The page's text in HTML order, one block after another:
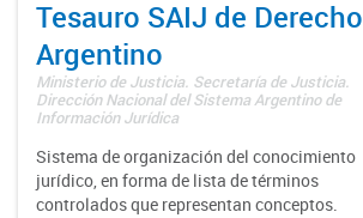
Tesauro SAIJ de Derecho
Argentino
Ministerio de Justicia. Secretaría de Justicia.
Dirección Nacional del Sistema Argentino de
Información Jurídica
Sistema de organización del conocimiento
jurídico, en forma de lista de términos
controlados que representan conceptos.